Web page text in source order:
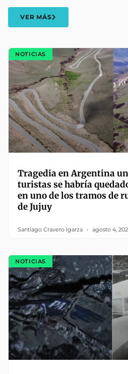
VER MÁS
NOTICIAS
Tragedia en Argentina
turistas se habría
en uno de los tramos de
de Jujuy
Santiago Cravero Igarza agosto 4,
NOTICIAS